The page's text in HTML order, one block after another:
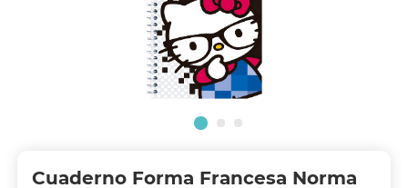
Cuaderno Forma Francesa Norma